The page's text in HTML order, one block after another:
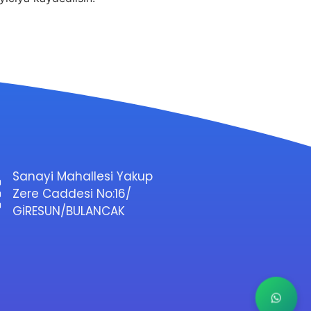
Sanayi Mahallesi Yakup
Zere Caddesi No:16/
GİRESUN/BULANCAK